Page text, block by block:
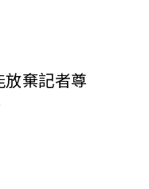
棄記者尊